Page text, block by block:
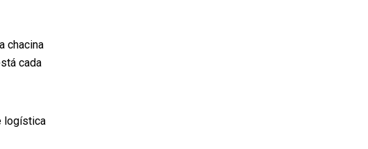
chacina
cada
logística